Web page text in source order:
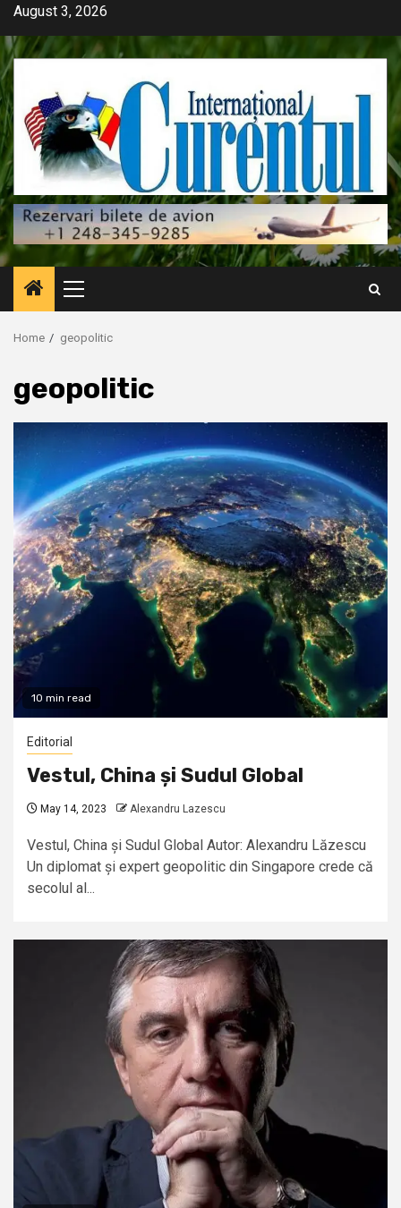
Skip
content
August 3, 2026
Primary
Menu
Home geopolitic
geopolitic
10 min read
Editorial
Vestul, China și Sudul Global
May 14, 2023 Alexandru Lazescu
Vestul, China și Sudul Global Autor: Alexandru Lăzescu
Un diplomat și expert geopolitic din Singapore crede că
secolul al...